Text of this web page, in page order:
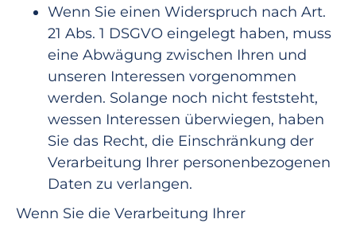
Wenn Sie einen Widerspruch nach Art.
21 Abs. 1 DSGVO eingelegt haben, muss
eine Abwägung zwischen Ihren und
unseren Interessen vorgenommen
werden. Solange noch nicht feststeht,
wessen Interessen überwiegen, haben
Sie das Recht, die Einschränkung der
Verarbeitung Ihrer personenbezogenen
Daten zu verlangen.
Wenn Sie die Verarbeitung Ihrer